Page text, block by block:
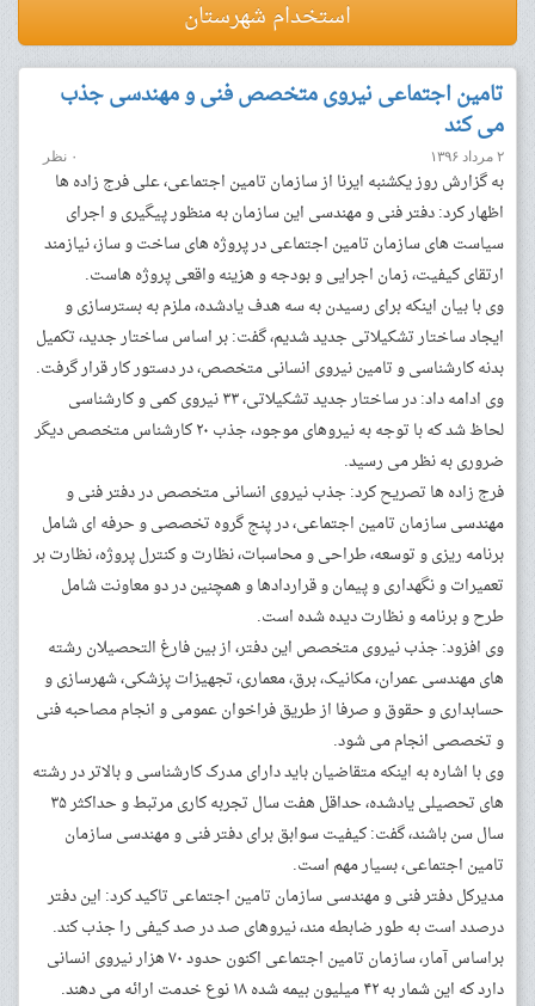
استخدام شهرستان
تامین اجتماعی نیروی متخصص فنی و مهندسی جذب
می کند
۲ مرداد ۱۳۹۶ ۰ نظر
به گزارش روز یکشنبه ایرنا از سازمان تامین اجتماعی، علی فرج زاده ها
اظهار کرد: دفتر فنی و مهندسی این سازمان به منظور پیگیری و اجرای
سیاست های سازمان تامین اجتماعی در پروژه های ساخت و ساز، نیازمند
ارتقای کیفیت، زمان اجرایی و بودجه و هزینه واقعی پروژه هاست.
وی با بیان اینکه برای رسیدن به سه هدف یادشده، ملزم به بسترسازی و
ایجاد ساختار تشکیلاتی جدید شدیم، گفت: بر اساس ساختار جدید، تکمیل
بدنه کارشناسی و تامین نیروی انسانی متخصص، در دستور کار قرار گرفت.
وی ادامه داد: در ساختار جدید تشکیلاتی، ٣٣ نیروی کمی و کارشناسی
لحاظ شد که با توجه به نیروهای موجود، جذب ٢٠ کارشناس متخصص دیگر
ضروری به نظر می رسید.
فرج زاده ها تصریح کرد: جذب نیروی انسانی متخصص در دفتر فنی و
مهندسی سازمان تامین اجتماعی، در پنج گروه تخصصی و حرفه ای شامل
برنامه ریزی و توسعه، طراحی و محاسبات، نظارت و کنترل پروژه، نظارت بر
تعمیرات و نگهداری و پیمان و قراردادها و همچنین در دو معاونت شامل
طرح و برنامه و نظارت دیده شده است.
وی افزود: جذب نیروی متخصص این دفتر، از بین فارغ التحصیلان رشته
های مهندسی عمران، مکانیک، برق، معماری، تجهیزات پزشکی، شهرسازی و
حسابداری و حقوق و صرفا از طریق فراخوان عمومی و انجام مصاحبه فنی
و تخصصی انجام می شود.
وی با اشاره به اینکه متقاضیان باید دارای مدرک کارشناسی و بالاتر در رشته
های تحصیلی یادشده، حداقل هفت سال تجربه کاری مرتبط و حداکثر ٣۵
سال سن باشند، گفت: کیفیت سوابق برای دفتر فنی و مهندسی سازمان
تامین اجتماعی، بسیار مهم است.
مدیرکل دفتر فنی و مهندسی سازمان تامین اجتماعی تاکید کرد: این دفتر
درصدد است به طور ضابطه مند، نیروهای صد در صد کیفی را جذب کند.
براساس آمار، سازمان تامین اجتماعی اکنون حدود ۷۰ هزار نیروی انسانی
دارد که این شمار به ۴۲ میلیون بیمه شده ۱۸ نوع خدمت ارائه می دهند.